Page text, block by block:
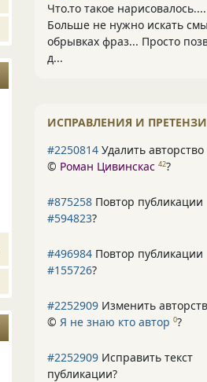
Что.то такое нарисовалось....
Больше не нужно искать
обрывках фраз... Просто
д...
ИСПРАВЛЕНИЯ И
#2250814 Удалить авторство
© Роман Цивинскас 42?
#875258 Повтор публикации
#594823?
#496984 Повтор публикации
#155726?
#2252909 Изменить
© Я не знаю кто автор 0?
#2252909 Исправить текст
публикации?